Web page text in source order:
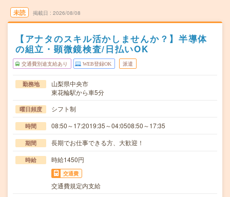
未読 掲載日 2026/08/08
【アナタのスキル活かしませんか？】半導体
の組立・顕微鏡検査/日払いOK
交通費別途支給あり WEB登録OK 派遣
勤務地
山梨県中央市
東花輪駅から車5分
曜日頻度 シフト制
時間 08:50～17:2019:35～04:0508:50～17:35
期間 長期でお仕事できる方、大歓迎！
時給 時給1450円
交通費
交通費規定内支給